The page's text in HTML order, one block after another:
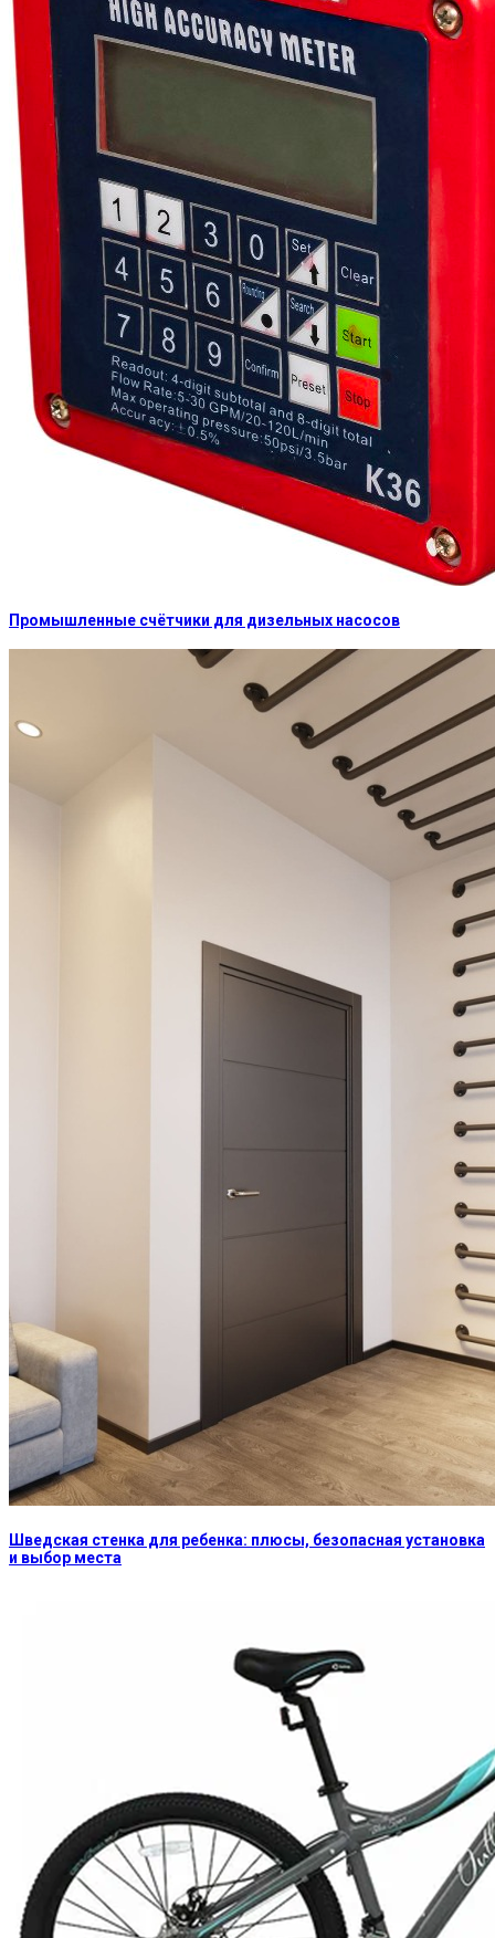
Промышленные счётчики для дизельных насосов
Шведская стенка для ребенка: плюсы, безопасная установка
и выбор места